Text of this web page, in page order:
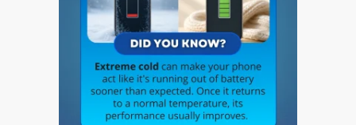
Tablet
Réparation d’écran fissuré
pour Apple MacBook à
Dundee – modèles Pro,
Air et Neo
Réparation d’iPod à